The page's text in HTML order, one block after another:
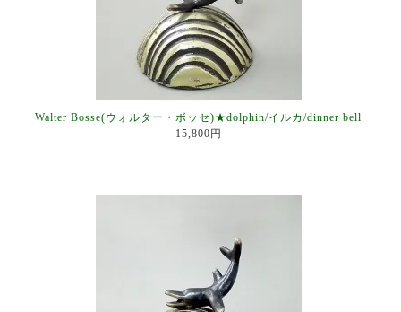
Walter Bosse(ウォルター・ボッセ)★dolphin/イルカ/dinner bell
15,800円